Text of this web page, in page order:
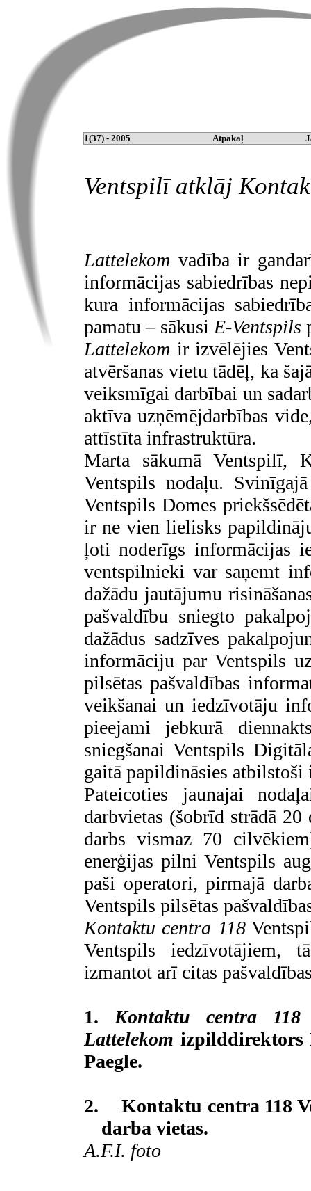
1(37) - 2005 Atpakaļ
Ventspilī atklāj
Lattelekom vadība ir
informācijas sabiedrības
kura informācijas
pamatu – sākusi E-Ventspils
Lattelekom ir izvēlējies
atvēršanas vietu tādēļ, ka
veiksmīgai darbībai un
aktīva uzņēmējdarbības
attīstīta infrastruktūra.
Marta sākumā
Ventspils nodaļu.
Ventspils Domes
ir ne vien lielisks
ļoti noderīgs informācijas
ventspilnieki var saņemt
dažādu jautājumu
pašvaldību sniegto
dažādus sadzīves
informāciju par Ventspils
pilsētas pašvaldības
veikšanai un iedzīvotāju
pieejami jebkurā
sniegšanai Ventspils
gaitā papildināsies
Pateicoties jaunajai
darbvietas (šobrīd strādā
darbs vismaz 70
enerģijas pilni Ventspils
paši operatori, pirmajā
Ventspils pilsētas
Kontaktu centra 118
Ventspils iedzīvotājiem,
izmantot arī citas
1. Kontaktu centra 118
Lattelekom izpilddirektors
Paegle.
2.
Kontaktu centra 118
darba vietas.
A.F.I. foto